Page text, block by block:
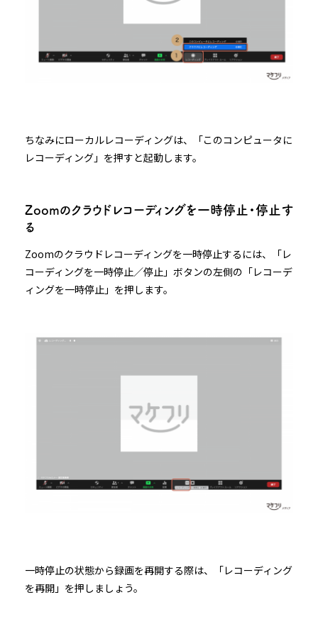
ちなみにローカルレコーディングは、「このコンピュータに
レコーディング」を押すと起動します。
Zoomのクラウドレコーディングを一時停止・停止す
る
Zoomのクラウドレコーディングを一時停止するには、「レ
コーディングを一時停止／停止」ボタンの左側の「レコーデ
ィングを一時停止」を押します。
一時停止の状態から録画を再開する際は、「レコーディング
を再開」を押しましょう。